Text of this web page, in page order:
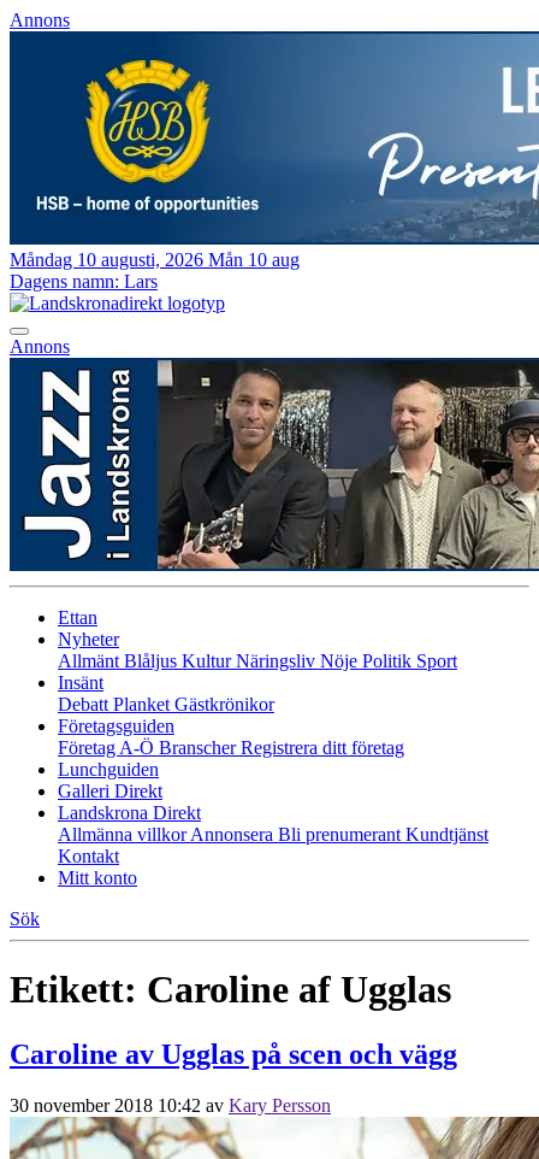
Annons
Måndag 10 augusti, 2026 Mån 10 aug
Dagens namn: Lars
Annons
Ettan
Nyheter
Allmänt Blåljus KulturNäringsliv Nöje Politik Sport
Insänt
Debatt Planket Gästkrönikor
Företagsguiden
Företag A-Ö BranscherRegistrera ditt företag
Lunchguiden
Galleri Direkt
Landskrona Direkt
Allmänna villkorAnnonsera Bli prenumerant Kundtjänst
Kontakt
Mitt konto
Sök
Etikett: Caroline af Ugglas
Caroline av Ugglas på scen och vägg
30 november 2018 10:42 av Kary Persson